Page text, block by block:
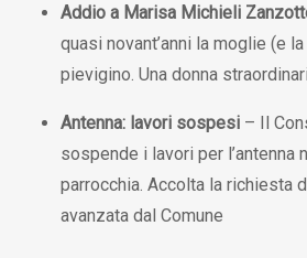
Addio a Marisa Michieli
quasi novant’anni la moglie (e
pievigino. Una donna
Antenna: lavori sospesi – Il
sospende i lavori per l’antenna
parrocchia. Accolta la richiesta
avanzata dal Comune